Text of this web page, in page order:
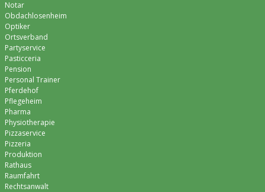
Notar
Obdachlosenheim
Optiker
Ortsverband
Partyservice
Pasticceria
Pension
Personal Trainer
Pferdehof
Pflegeheim
Pharma
Physiotherapie
Pizzaservice
Pizzeria
Produktion
Rathaus
Raumfahrt
Rechtsanwalt